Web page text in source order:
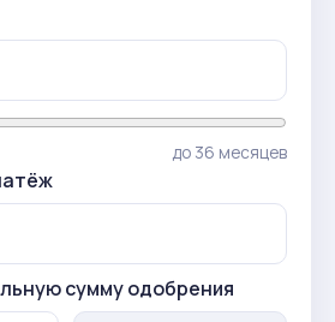
до 36 месяцев
сумму одобрения